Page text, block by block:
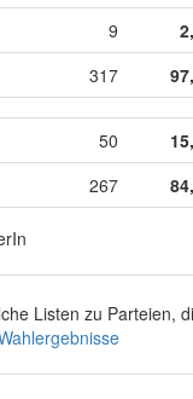
9
317
50
267
Listen zu Parteien,